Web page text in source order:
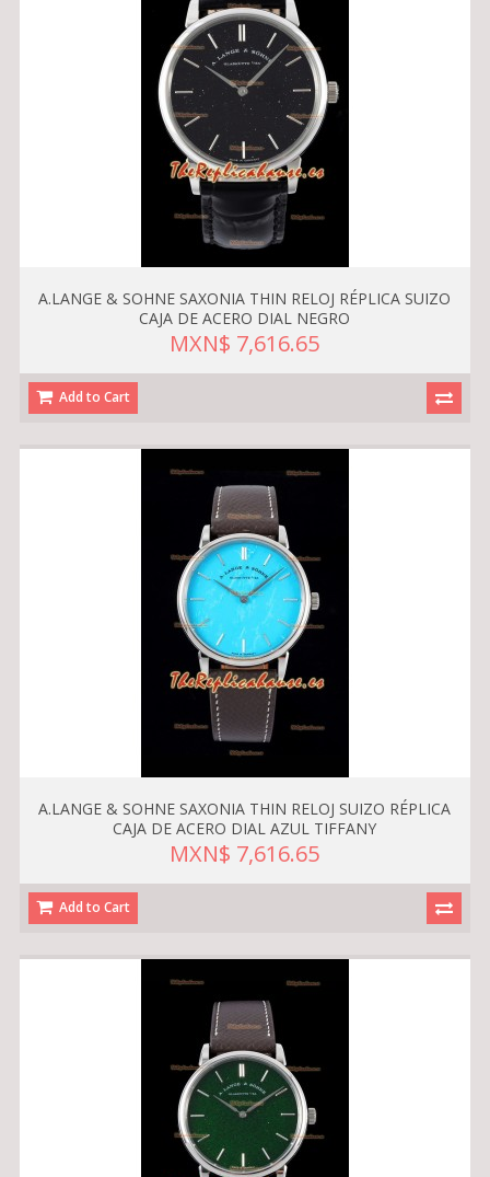
A.LANGE & SOHNE SAXONIA THIN RELOJ RÉPLICA SUIZO
CAJA DE ACERO DIAL NEGRO
MXN$ 7,616.65
Add to Cart
A.LANGE & SOHNE SAXONIA THIN RELOJ SUIZO RÉPLICA
CAJA DE ACERO DIAL AZUL TIFFANY
MXN$ 7,616.65
Add to Cart